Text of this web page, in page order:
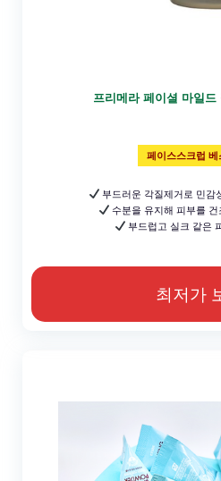
프리메라 페이셜 마일
페이스스크럽 베
부드러운 각질제거로 민감
수분을 유지해 피부를
부드럽고 실크 같은
최저가